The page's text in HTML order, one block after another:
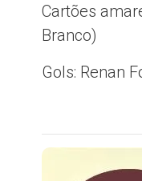
Cartões
Branco)
Gols: Renan